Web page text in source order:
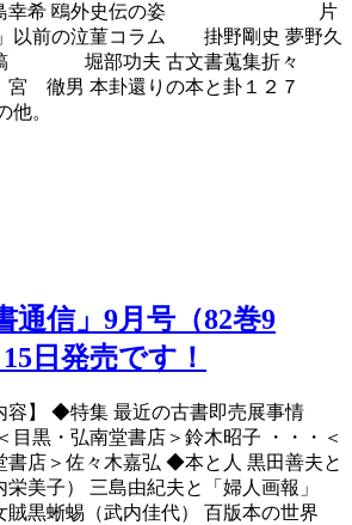
幸希 鴎外史伝の姿 片
以前の泣菫コラム 掛野剛史 夢野久
稿 堀部功夫 古文書蒐集折々
本卦還りの本と卦１２７
他。
通信」9月号（82巻9
日発売です！
容】 ◆特集 最近の古書即売展事情
目黒・弘南堂書店＞鈴木昭子 ・・・＜
書店＞佐々木嘉弘 ◆本と人 黒田善夫と
栄美子） 三島由紀夫と「婦人画報」
黒蜥蜴（武内佳代） 百版本の世界